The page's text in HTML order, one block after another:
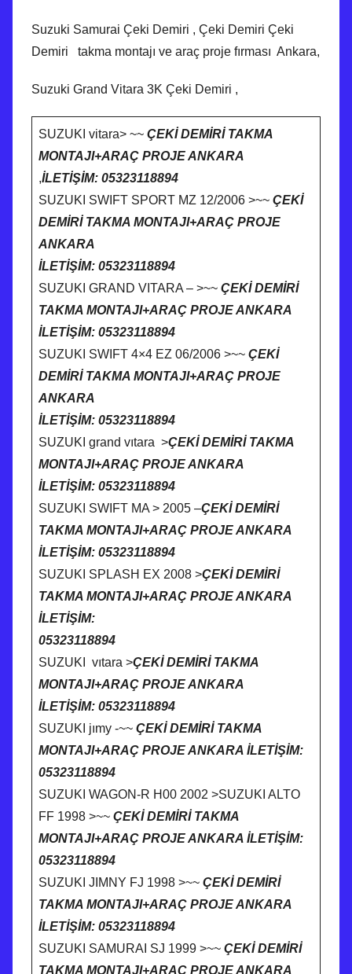
Suzuki Samurai Çeki Demiri , Çeki Demiri Çeki
Demiri takma montajı ve araç proje fırması Ankara,
Suzuki Grand Vitara 3K Çeki Demiri ,
SUZUKI vitara> ~~ ÇEKİ DEMİRİ TAKMA
MONTAJI+ARAÇ PROJE ANKARA
,İLETİŞİM: 05323118894
SUZUKI SWIFT SPORT MZ 12/2006 >~~ ÇEKİ
DEMİRİ TAKMA MONTAJI+ARAÇ PROJE
ANKARA
İLETİŞİM: 05323118894
SUZUKI GRAND VITARA – >~~ ÇEKİ DEMİRİ
TAKMA MONTAJI+ARAÇ PROJE ANKARA
İLETİŞİM: 05323118894
SUZUKI SWIFT 4×4 EZ 06/2006 >~~ ÇEKİ
DEMİRİ TAKMA MONTAJI+ARAÇ PROJE
ANKARA
İLETİŞİM: 05323118894
SUZUKI grand vıtara >ÇEKİ DEMİRİ TAKMA
MONTAJI+ARAÇ PROJE ANKARA
İLETİŞİM: 05323118894
SUZUKI SWIFT MA > 2005 –ÇEKİ DEMİRİ
TAKMA MONTAJI+ARAÇ PROJE ANKARA
İLETİŞİM: 05323118894
SUZUKI SPLASH EX 2008 >ÇEKİ DEMİRİ
TAKMA MONTAJI+ARAÇ PROJE ANKARA
İLETİŞİM:
05323118894
SUZUKI vıtara >ÇEKİ DEMİRİ TAKMA
MONTAJI+ARAÇ PROJE ANKARA
İLETİŞİM: 05323118894
SUZUKI jımy -~~ ÇEKİ DEMİRİ TAKMA
MONTAJI+ARAÇ PROJE ANKARA İLETİŞİM:
05323118894
SUZUKI WAGON-R H00 2002 >SUZUKI ALTO
FF 1998 >~~ ÇEKİ DEMİRİ TAKMA
MONTAJI+ARAÇ PROJE ANKARA İLETİŞİM:
05323118894
SUZUKI JIMNY FJ 1998 >~~ ÇEKİ DEMİRİ
TAKMA MONTAJI+ARAÇ PROJE ANKARA
İLETİŞİM: 05323118894
SUZUKI SAMURAI SJ 1999 >~~ ÇEKİ DEMİRİ
TAKMA MONTAJI+ARAÇ PROJE ANKARA